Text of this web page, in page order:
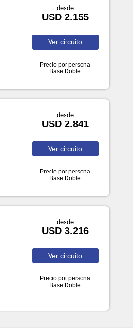
desde
USD 2.155
Vercircuito
Precio por persona
Base Doble
desde
USD 2.841
Vercircuito
Precio por persona
Base Doble
desde
USD 3.216
Vercircuito
Precio por persona
Base Doble